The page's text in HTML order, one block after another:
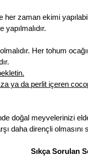
her zaman ekimi
Her tohum
ya da perlit içeren
doğal meyvelerinizi
daha dirençli olmasını
Sıkça Sorulan